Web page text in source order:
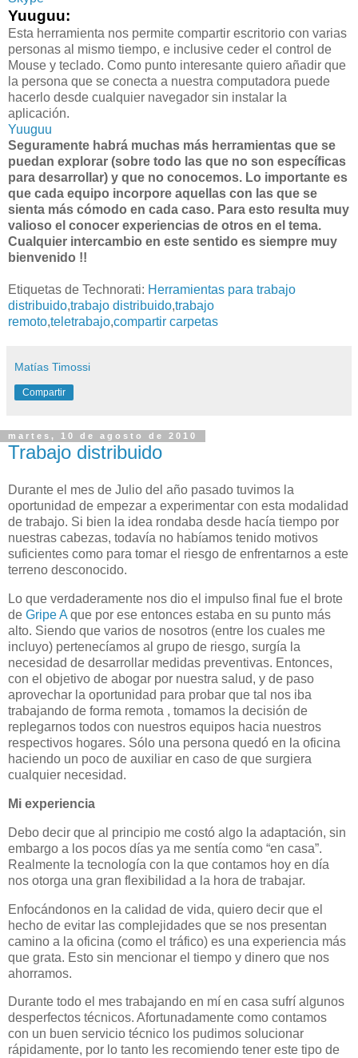
Yuuguu:
Esta herramienta nos permite compartir escritorio con varias
personas al mismo tiempo, e inclusive ceder el control de
Mouse y teclado. Como punto interesante quiero añadir que
la persona que se conecta a nuestra computadora puede
hacerlo desde cualquier navegador sin instalar la
aplicación.
Yuuguu
Seguramente habrá muchas más herramientas que se
puedan explorar (sobre todo las que no son específicas
para desarrollar) y que no conocemos. Lo importante es
que cada equipo incorpore aquellas con las que se
sienta más cómodo en cada caso. Para esto resulta muy
valioso el conocer experiencias de otros en el tema.
Cualquier intercambio en este sentido es siempre muy
bienvenido !!
Etiquetas de Technorati: Herramientas para trabajo
distribuido,trabajo distribuido,trabajo
remoto,teletrabajo,compartir carpetas
Matías Timossi
Compartir
martes, 10 de agosto de 2010
Trabajo distribuido
Durante el mes de Julio del año pasado tuvimos la
oportunidad de empezar a experimentar con esta modalidad
de trabajo. Si bien la idea rondaba desde hacía tiempo por
nuestras cabezas, todavía no habíamos tenido motivos
suficientes como para tomar el riesgo de enfrentarnos a este
terreno desconocido.
Lo que verdaderamente nos dio el impulso final fue el brote
de Gripe A que por ese entonces estaba en su punto más
alto. Siendo que varios de nosotros (entre los cuales me
incluyo) pertenecíamos al grupo de riesgo, surgía la
necesidad de desarrollar medidas preventivas. Entonces,
con el objetivo de abogar por nuestra salud, y de paso
aprovechar la oportunidad para probar que tal nos iba
trabajando de forma remota , tomamos la decisión de
replegarnos todos con nuestros equipos hacia nuestros
respectivos hogares. Sólo una persona quedó en la oficina
haciendo un poco de auxiliar en caso de que surgiera
cualquier necesidad.
Mi experiencia
Debo decir que al principio me costó algo la adaptación, sin
embargo a los pocos días ya me sentía como “en casa”.
Realmente la tecnología con la que contamos hoy en día
nos otorga una gran flexibilidad a la hora de trabajar.
Enfocándonos en la calidad de vida, quiero decir que el
hecho de evitar las complejidades que se nos presentan
camino a la oficina (como el tráfico) es una experiencia más
que grata. Esto sin mencionar el tiempo y dinero que nos
ahorramos.
Durante todo el mes trabajando en mí en casa sufrí algunos
desperfectos técnicos. Afortunadamente como contamos
con un buen servicio técnico los pudimos solucionar
rápidamente, por lo tanto les recomiendo tener este tipo de